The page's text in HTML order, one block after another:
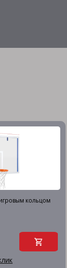
кольцом